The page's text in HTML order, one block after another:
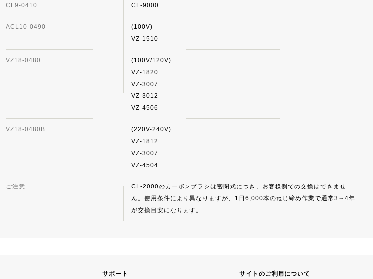
CL9-0410
ACL10-0490
VZ18-0480
VZ18-0480B
ご注意
CL-9000
(100V)
VZ-1510
(100V/120V)
VZ-1820
VZ-3007
VZ-3012
VZ-4506
(220V-240V)
VZ-1812
VZ-3007
VZ-4504
CL-2000のカーボンブラシは密閉式につき、お客様側での交換はできませ
ん。使用条件により異なりますが、1日6,000本のねじ締め作業で通常3～4年
が交換目安になります。
サポート サイトのご利用について